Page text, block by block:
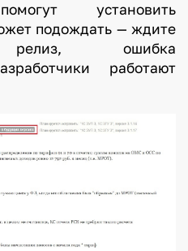
установить
подождать — ждите
релиз, ошибка
работают